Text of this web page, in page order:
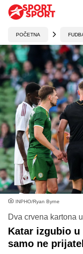
POČETNA
INPHO/Ryan Byrne
Dva crvena kartona
Katar izgubio
samo ne